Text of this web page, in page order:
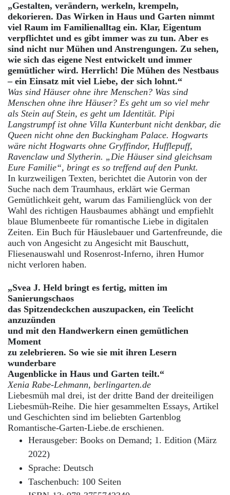
„Gestalten, verändern, werkeln, krempeln,
dekorieren. Das Wirken in Haus und Garten nimmt
viel Raum im Familienalltag ein. Klar, Eigentum
verpflichtet und es gibt immer was zu tun. Aber es
sind nicht nur Mühen und Anstrengungen. Zu sehen,
wie sich das eigene Nest entwickelt und immer
gemütlicher wird. Herrlich! Die Mühen des Nestbaus
– ein Einsatz mit viel Liebe, der sich lohnt.“
Was sind Häuser ohne ihre Menschen? Was sind
Menschen ohne ihre Häuser? Es geht um so viel mehr
als Stein auf Stein, es geht um Identität. Pipi
Langstrumpf ist ohne Villa Kunterbunt nicht denkbar, die
Queen nicht ohne den Buckingham Palace. Hogwarts
wäre nicht Hogwarts ohne Gryffindor, Hufflepuff,
Ravenclaw und Slytherin. „Die Häuser sind gleichsam
Eure Familie“, bringt es so treffend auf den Punkt.
In kurzweiligen Texten, berichtet die Autorin von der
Suche nach dem Traumhaus, erklärt wie German
Gemütlichkeit geht, warum das Familienglück von der
Wahl des richtigen Hausbaumes abhängt und empfiehlt
blaue Blumenbeete für romantische Liebe in digitalen
Zeiten. Ein Buch für Häuslebauer und Gartenfreunde, die
auch von Angesicht zu Angesicht mit Bauschutt,
Fliesenauswahl und Rosenrost-Inferno, ihren Humor
nicht verloren haben.
„Svea J. Held bringt es fertig, mitten im
Sanierungschaos
das Spitzendeckchen auszupacken, ein Teelicht
anzuzünden
und mit den Handwerkern einen gemütlichen
Moment
zu zelebrieren. So wie sie mit ihren Lesern
wunderbare
Augenblicke in Haus und Garten teilt.“
Xenia Rabe-Lehmann, berlingarten.de
Liebesmüh mal drei, ist der dritte Band der dreiteiligen
Liebesmüh-Reihe. Die hier gesammelten Essays, Artikel
und Geschichten sind im beliebten Gartenblog
Romantische-Garten-Liebe.de erschienen.
Herausgeber: Books on Demand; 1. Edition (März
2022)
Sprache: Deutsch
Taschenbuch: 100 Seiten